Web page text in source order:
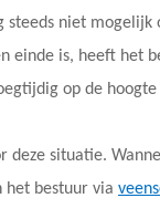
steeds niet
einde is, heeft het
op de
deze situatie.
het bestuur via